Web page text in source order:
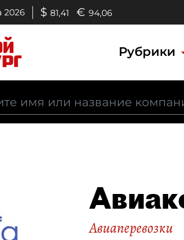
2026 $ 81,41 € 94,06
Рубрики
Авиаперевозки